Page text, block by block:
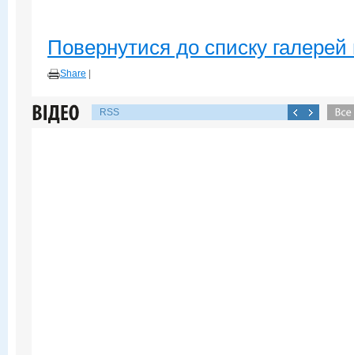
Повернутися до списку галерей
Share
RSS